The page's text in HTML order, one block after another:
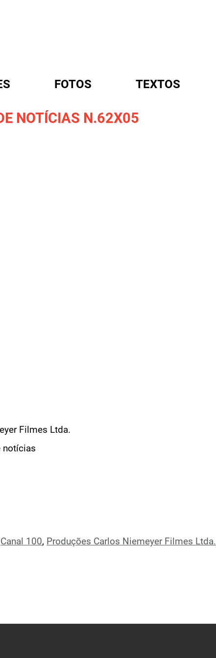
FOTOS TEXTOS
NOTÍCIAS N.62X05
Filmes Ltda.
notícias
Canal 100, Produções Carlos Niemeyer Filmes Ltda.